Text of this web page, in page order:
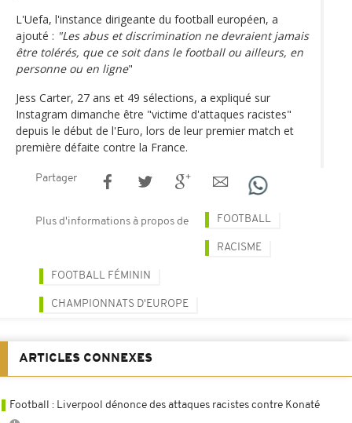
L'Uefa, l'instance dirigeante du football européen, a
ajouté : "Les abus et discrimination ne devraient jamais
être tolérés, que ce soit dans le football ou ailleurs, en
personne ou en ligne"
Jess Carter, 27 ans et 49 sélections, a expliqué sur
Instagram dimanche être "victime d'attaques racistes"
depuis le début de l'Euro, lors de leur premier match et
première défaite contre la France.
Partager
Plus d'informations à propos de FOOTBALL
RACISME
FOOTBALL FÉMININ
CHAMPIONNATS D'EUROPE
ARTICLES CONNEXES
Football : Liverpool dénonce des attaques racistes contre Konaté